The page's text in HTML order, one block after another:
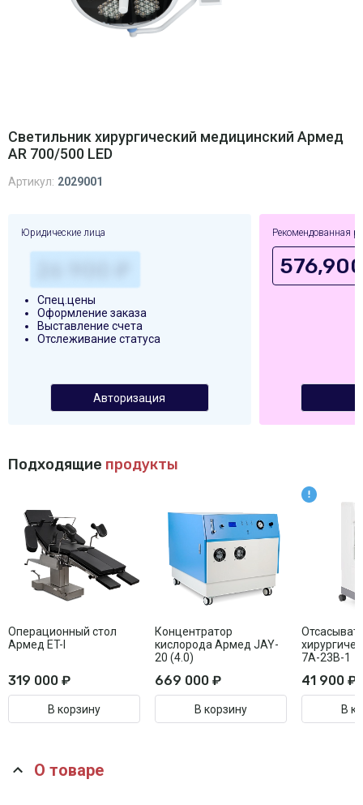
Светильник хирургический медицинский Армед
AR 700/500 LED
Артикул: 2029001
Юридические лица
Спец.цены
Оформление заказа
Выставление счета
Отслеживание статуса
Авторизация
Рекомендованная
Подходящие продукты
Операционный стол
Армед ET-I
319 000 ₽
В корзину
Концентратор
кислорода Армед JAY-
20 (4.0)
669 000 ₽
В корзину
7A-23B-1
41 900 ₽
В
О товаре